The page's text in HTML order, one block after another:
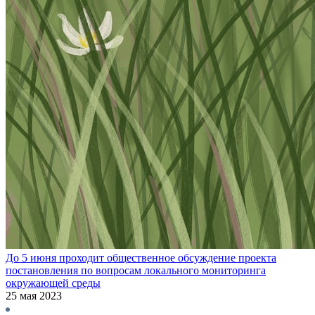
До 5 июня проходит общественное обсуждение проекта
постановления по вопросам локального мониторинга
окружающей среды
25 мая 2023